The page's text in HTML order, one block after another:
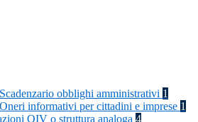
Scadenzario obblighi amministrativi 1
Oneri informativi per cittadini e imprese 1
OIV o struttura analoga 4